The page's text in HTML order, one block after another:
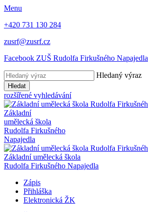
Menu
+420 731 130 284
zusrf@zusrf.cz
Facebook ZUŠ Rudolfa Firkušného Napajedla
Hledaný výraz
Hledat
rozšířené vyhledávání
Základní
umělecká škola
Rudolfa Firkušného
Napajedla
Základní umělecká škola
Rudolfa Firkušného Napajedla
Zápis
Přihláška
Elektronická ŽK